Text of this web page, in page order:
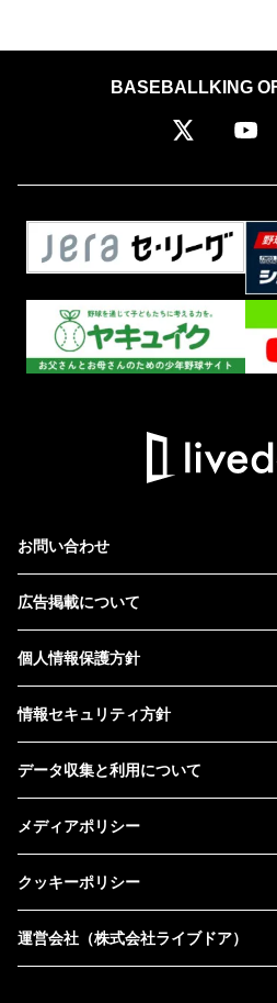
BASEBALLKING
お問い合わせ
広告掲載について
個人情報保護方針
情報セキュリティ方針
データ収集と利用について
メディアポリシー
クッキーポリシー
運営会社（株式会社ライブドア）